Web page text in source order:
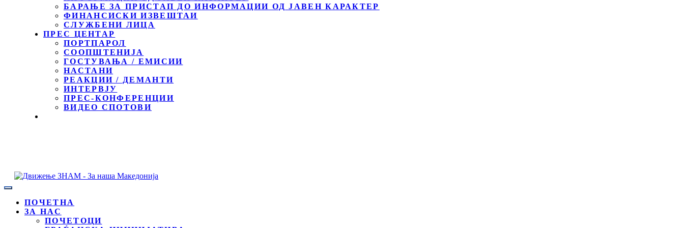
БАРАЊЕ ЗА ПРИСТАП ДО ИНФОРМАЦИИ ОД ЈАВЕН КАРАКТЕР
ФИНАНСИСКИ ИЗВЕШТАИ
СЛУЖБЕНИ ЛИЦА
ПРЕС ЦЕНТАР
ПОРТПАРОЛ
СООПШТЕНИЈА
ГОСТУВАЊА / ЕМИСИИ
НАСТАНИ
РЕАКЦИИ / ДЕМАНТИ
ИНТЕРВЈУ
ПРЕС-КОНФЕРЕНЦИИ
ВИДЕО СПОТОВИ
ПОЧЕТНА
ЗА НАС
ПОЧЕТОЦИ